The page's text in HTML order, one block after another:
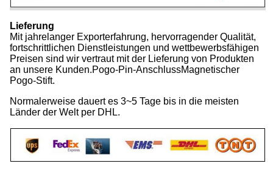
Lieferung
Mit jahrelanger Exporterfahrung, hervorragender Qualität,
fortschrittlichen Dienstleistungen und wettbewerbsfähigen
Preisen sind wir vertraut mit der Lieferung von Produkten
an unsere Kunden.Pogo-Pin-AnschlussMagnetischer
Pogo-Stift.
Normalerweise dauert es 3~5 Tage bis in die meisten
Länder der Welt per DHL.